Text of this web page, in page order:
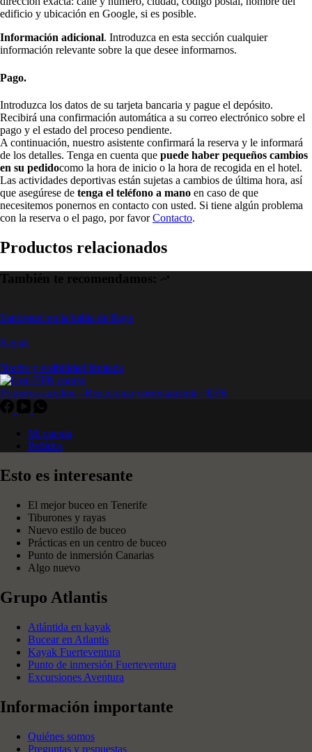
edificio y ubicación en Google, si es posible.
Información adicional. Introduzca en esta sección cualquier
información relevante sobre la que desee informarnos.
Pago.
Introduzca los datos de su tarjeta bancaria y pague el depósito.
Recibirá una confirmación automática a su correo electrónico sobre el
pago y el estado del proceso pendiente.
A continuación, nuestro asistente confirmará la reserva y le informará
de los detalles. Tenga en cuenta que puede haber pequeños cambios
en su pedidocomo la hora de inicio o la hora de recogida en el hotel.
Las actividades deportivas están sujetas a cambios de última hora, así
que asegúrese de tenga el teléfono a mano en caso de que
necesitemos ponernos en contacto con usted. Si tiene algún problema
con la reserva o el pago, por favorContacto.
Productos relacionados
También te recomendamos:
Esnórquel en la bahía de Rays
Kayak
Noche y visibilidad limitada
Primeros auxilios - Reaccionar correctamente / EFR
Mi cuenta
Pedidos
Esto es interesante
El mejor buceo en Tenerife
Tiburones y rayas
Nuevo estilo de buceo
Prácticas en un centro de buceo
Punto de inmersión Canarias
Algo nuevo
Grupo Atlantis
Atlántida en kayak
Bucear en Atlantis
Kayak Fuerteventura
Punto de inmersión Fuerteventura
Excursiones Aventura
Información importante
Quiénes somos
Preguntas y respuestas